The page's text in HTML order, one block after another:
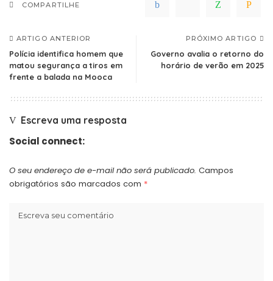
COMPARTILHE
ARTIGO ANTERIOR
Polícia identifica homem que
matou segurança a tiros em
frente a balada na Mooca
PRÓXIMO ARTIGO
Governo avalia o retorno do
horário de verão em 2025
Escreva uma resposta
Social connect:
O seu endereço de e-mail não será publicado. Campos
obrigatórios são marcados com *